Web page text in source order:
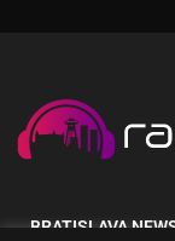
BRATISLAVA